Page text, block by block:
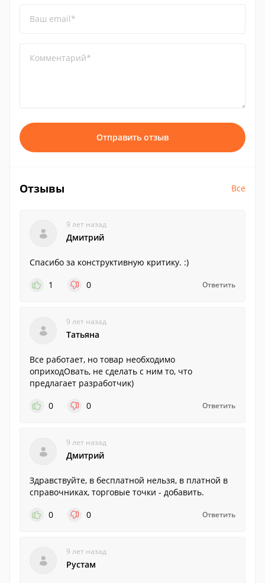
Ваш email*
Комментарий*
Отправить отзыв
Отзывы Все
9 лет назад
Дмитрий
Спасибо за конструктивную критику. :)
1
0 Ответить
9 лет назад
Татьяна
Все работает, но товар необходимо
оприходОвать, не сделать с ним то, что
предлагает разработчик)
0
0 Ответить
9 лет назад
Дмитрий
Здравствуйте, в бесплатной нельзя, в платной в
справочниках, торговые точки - добавить.
0
0 Ответить
9 лет назад
Рустам